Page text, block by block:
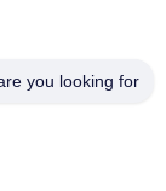
you looking for?